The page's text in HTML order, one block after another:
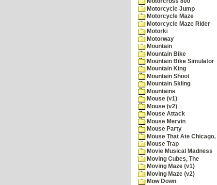
Motorcycle Jump
Motorcycle Maze
Motorcycle Maze Rider
Motorki
Motorway
Mountain
Mountain Bike
Mountain Bike Simulator
Mountain King
Mountain Shoot
Mountain Skiing
Mountains
Mouse (v1)
Mouse (v2)
Mouse Attack
Mouse Mervin
Mouse Party
Mouse That Ate Chicago,
Mouse Trap
Movie Musical Madness
Moving Cubes, The
Moving Maze (v1)
Moving Maze (v2)
Mow Down